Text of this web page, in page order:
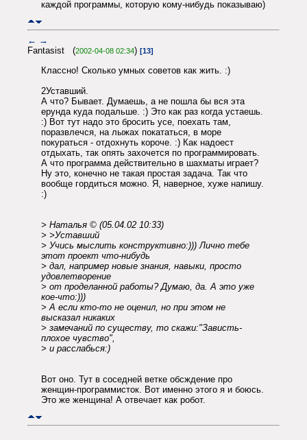
каждой программы, которую кому-нибудь показываю)
← →
Fantasist (2002-04-08 02:34) [13]
Классно! Сколько умных советов как жить. :)
2Уставший.
А что? Бывает. Думаешь, а не пошла бы вся эта
ерунда куда подальше. :) Это как раз когда устаешь.
:) Вот тут надо это бросить усе, поехать там,
поразвлечся, на лыжах покататься, в море
покураться - отдохнуть короче. :) Как надоест
отдыхать, так опять захочется по программировать.
А что программа действительно в шахматы играет?
Ну это, конечно не такая простая задача. Так что
вообще гордиться можно. Я, наверное, хуже напишу.
:)
> Наталья © (05.04.02 10:33)
> >Уставший
> Учись мыслить конструктивно:))) Лично тебе
этот проект что-нибудь
> дал, например новые знания, навыки, просто
удовлетворение
> от проделанной работы? Думаю, да. А это уже
кое-что:)))
> А если кто-то не оценил, но при этом не
высказал никаких
> замечаний по существу, то скажи:"Зависть-
плохое чувство",
> и расслабься:)
Вот оно. Тут в соседней ветке обсждение про
женщин-программисток. Вот именно этого я и боюсь.
Это же женщина! А отвечает как робот.